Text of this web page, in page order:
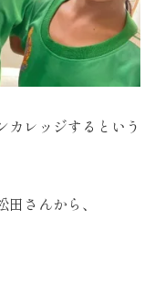
カレッジするという
さんから、